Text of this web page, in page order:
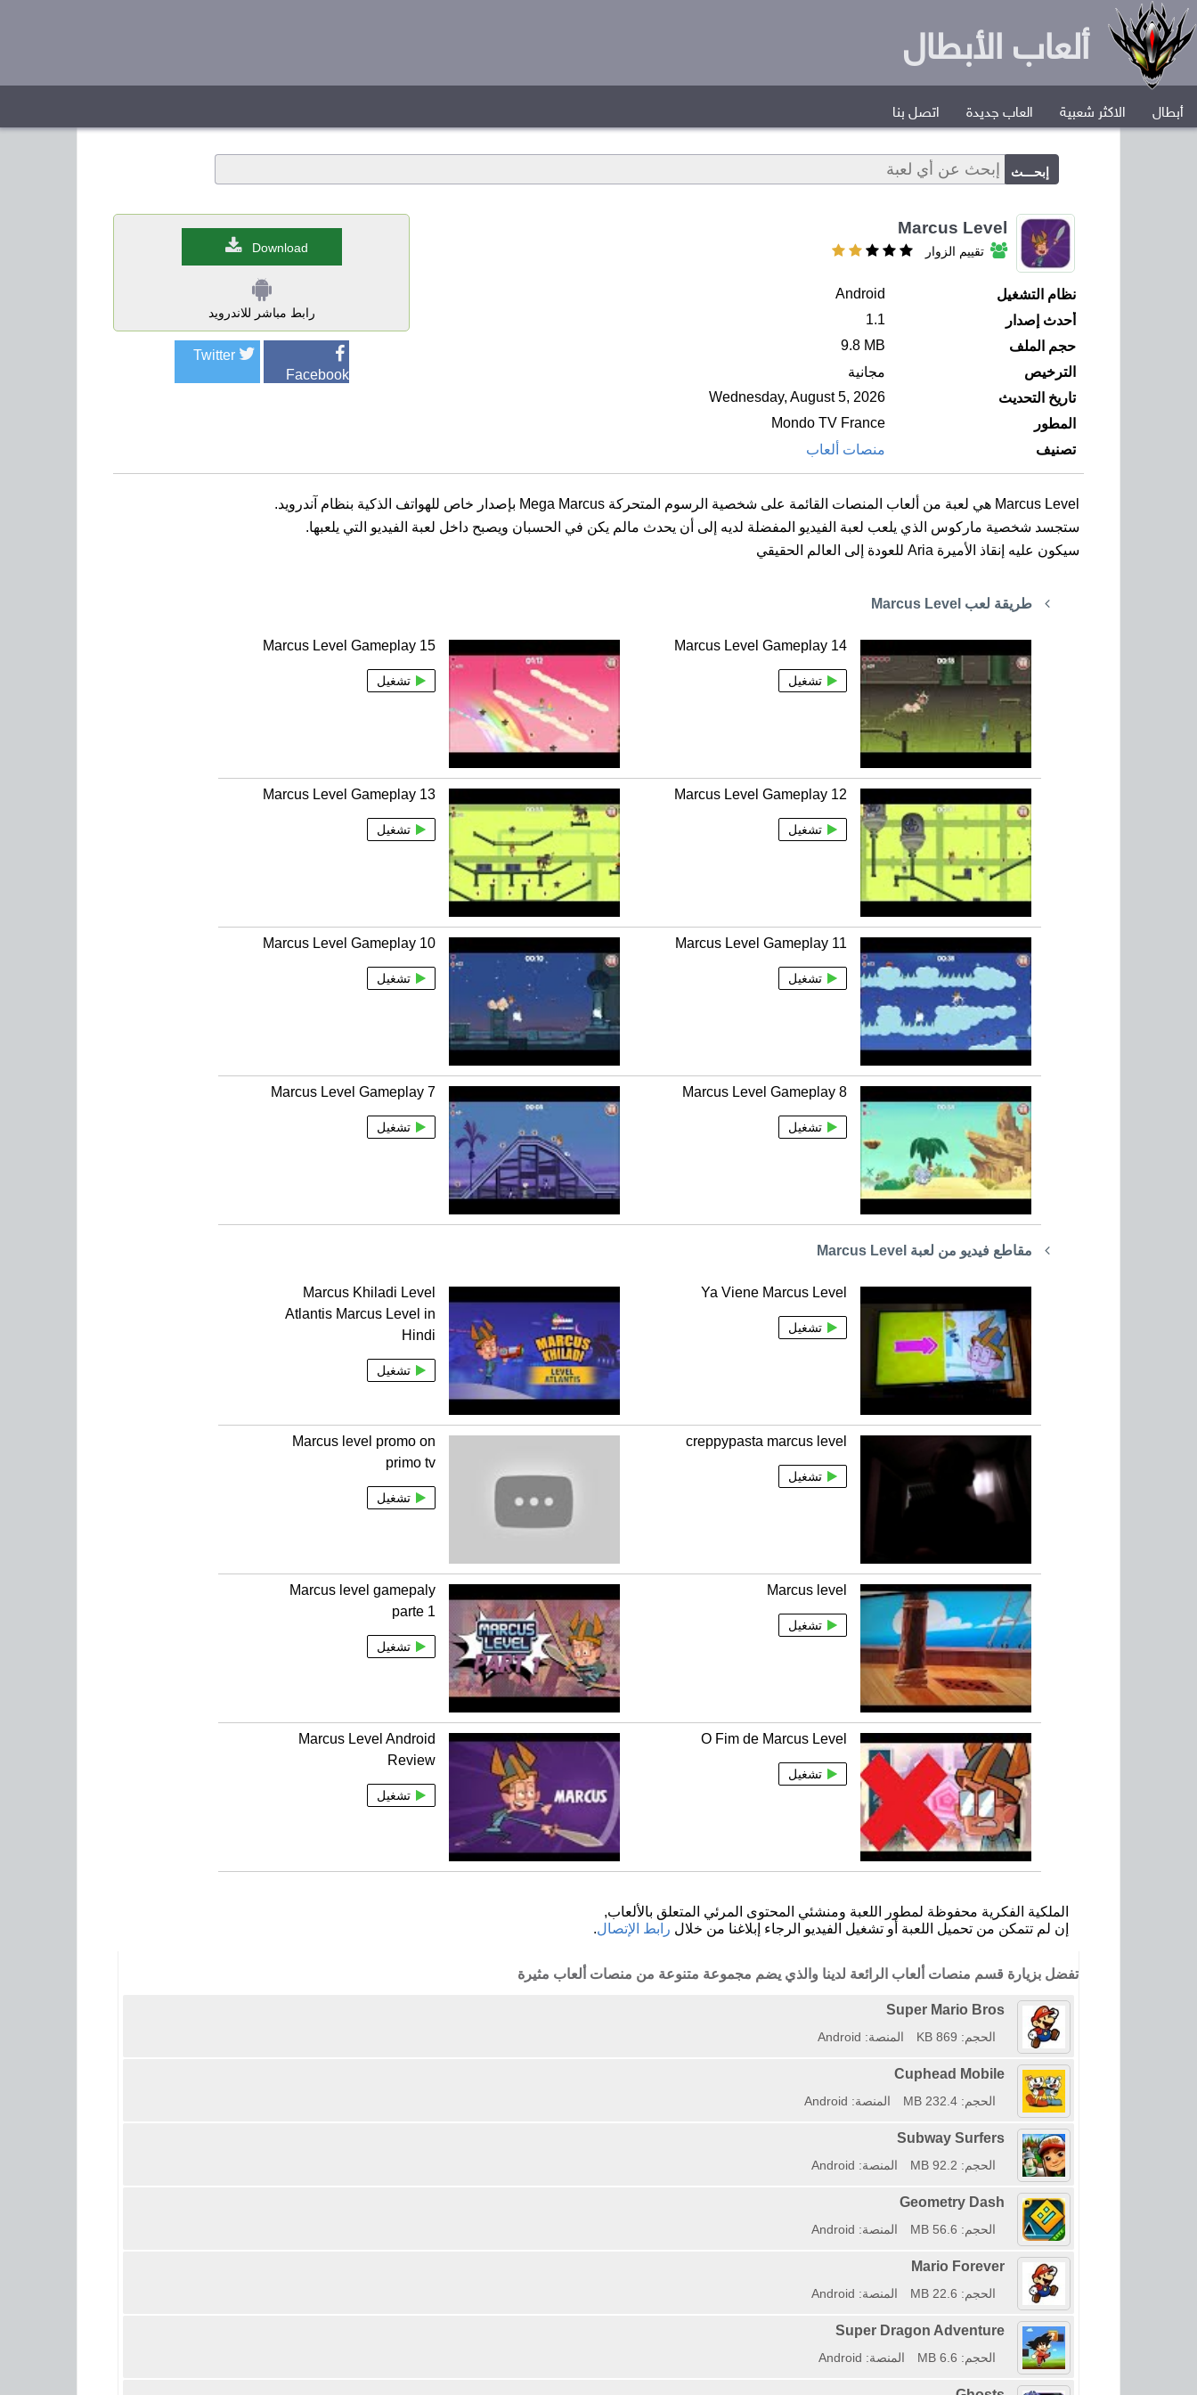
ألعاب الأبطال
أبطال الاكثر شعبية العاب جديدة اتصل بنا
Marcus Level
تقييم الزوار
نظام التشغيل
Android
أحدث إصدار
1.1
حجم الملف
9.8 MB
الترخيص
مجانية
تاريخ التحديث
Wednesday, August 5, 2026
المطور
Mondo TV France
تصنيف
منصات ألعاب
Download
رابط مباشر للاندرويد
Facebook
Twitter
Marcus Level هي لعبة من ألعاب المنصات القائمة على شخصية الرسوم المتحركة Mega Marcus بإصدار خاص للهواتف الذكية بنظام آندرويد.
ستجسد شخصية ماركوس الذي يلعب لعبة الفيديو المفضلة لديه إلى أن يحدث مالم يكن في الحسبان ويصبح داخل لعبة الفيديو التي يلعبها.
سيكون عليه إنقاذ الأميرة Aria للعودة إلى العالم الحقيقي
طريقة لعب Marcus Level
Marcus Level Gameplay 14
تشغيل
Marcus Level Gameplay 15
تشغيل
Marcus Level Gameplay 12
تشغيل
Marcus Level Gameplay 13
تشغيل
Marcus Level Gameplay 11
تشغيل
Marcus Level Gameplay 10
تشغيل
Marcus Level Gameplay 8
تشغيل
Marcus Level Gameplay 7
تشغيل
مقاطع فيديو من لعبة Marcus Level
Ya Viene Marcus Level
تشغيل
Marcus Khiladi Level
Atlantis Marcus Level in
Hindi
تشغيل
creppypasta marcus level
تشغيل
Marcus level promo on
primo tv
تشغيل
Marcus level
تشغيل
Marcus level gamepaly
parte 1
تشغيل
O Fim de Marcus Level
تشغيل
Marcus Level Android
Review
تشغيل
الملكية الفكرية محفوظة لمطور اللعبة ومنشئي المحتوى المرئي المتعلق بالألعاب,
إن لم تتمكن من تحميل اللعبة أو تشغيل الفيديو الرجاء إبلاغنا من خلال رابط الإتصال.
تفضل بزيارة قسم منصات ألعاب الرائعة لدينا والذي يضم مجموعة متنوعة من منصات ألعاب مثيرة
Super Mario Bros
الحجم: 869 KB المنصة: Android
Cuphead Mobile
الحجم: 232.4 MB المنصة: Android
Subway Surfers
الحجم: 92.2 MB المنصة: Android
Geometry Dash
الحجم: 56.6 MB المنصة: Android
Mario Forever
الحجم: 22.6 MB المنصة: Android
Super Dragon Adventure
الحجم: 6.6 MB المنصة: Android